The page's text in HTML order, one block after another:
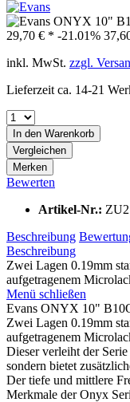
29,70 € * -21.01%
inkl. MwSt. zzgl.
Lieferzeit ca. 14-21
In den Warenkorb
Vergleichen
Merken
Bewerten
Artikel-Nr.:
Beschreibung
Beschreibung
Zwei Lagen 0.19mm
aufgetragenem
Menü schließen
Evans ONYX 10"
Zwei Lagen 0.19mm
aufgetragenem
Dieser verleiht der
sondern bietet
Der tiefe und mittlere
Merkmale der Onyx